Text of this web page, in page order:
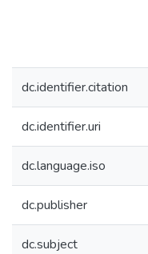
dc.identifier.citation
dc.identifier.uri
dc.language.iso
dc.publisher
dc.subject